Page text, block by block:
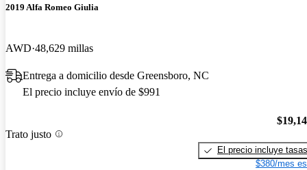
2019 Alfa Romeo Giulia
AWD 48,629 millas
Entrega a domicilio desde Greensboro, NC
El precio incluye envío de $991
Trato justo
El precio incluye tasas
$380/mes